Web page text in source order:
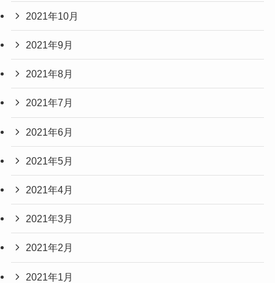
2021年10月
2021年9月
2021年8月
2021年7月
2021年6月
2021年5月
2021年4月
2021年3月
2021年2月
2021年1月